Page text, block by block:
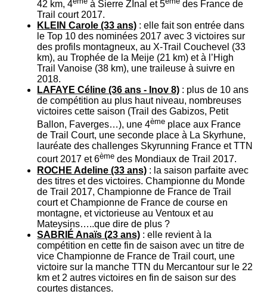
42 km, 4
à Sierre ZInal et 5
des France de
Trail court 2017.
KLEIN Carole (33 ans) : elle fait son entrée dans
le Top 10 des nominées 2017 avec 3 victoires sur
des profils montagneux, au X-Trail Couchevel (33
km), au Trophée de la Meije (21 km) et à l’High
Trail Vanoise (38 km), une traileuse à suivre en
2018.
LAFAYE Céline (36 ans - Inov 8) : plus de 10 ans
de compétition au plus haut niveau, nombreuses
victoires cette saison (Trail des Gabizos, Petit
Ballon, Faverges…), une 4ème place aux France
de Trail Court, une seconde place à La Skyrhune,
lauréate des challenges Skyrunning France et TTN
court 2017 et 6ème des Mondiaux de Trail 2017.
ROCHE Adeline (33 ans) : la saison parfaite avec
des titres et des victoires. Championne du Monde
de Trail 2017, Championne de France de Trail
court et Championne de France de course en
montagne, et victorieuse au Ventoux et au
Mateysins…..que dire de plus ?
SABRIÉ Anaïs (23 ans) : elle revient à la
compétition en cette fin de saison avec un titre de
vice Championne de France de Trail court, une
victoire sur la manche TTN du Mercantour sur le 22
km et 2 autres victoires en fin de saison sur des
courtes distances.